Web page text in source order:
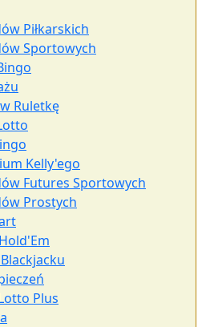
Piłkarskich
Sportowych
Ruletkę
Kelly'ego
Futures Sportowych
Prostych
Plus